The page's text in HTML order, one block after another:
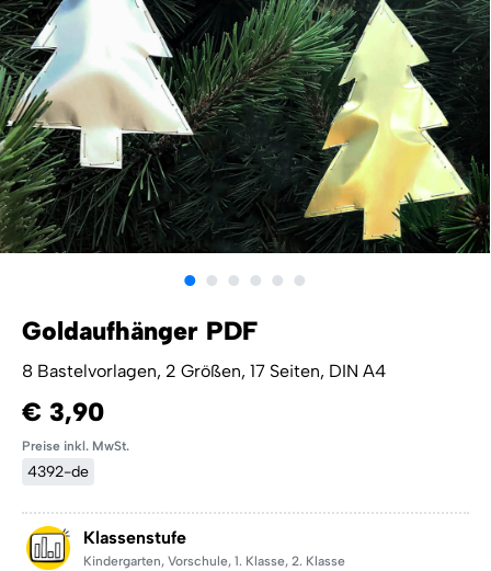
Goldaufhänger PDF
8 Bastelvorlagen, 2 Größen, 17 Seiten, DIN A4
€ 3,90
Preise inkl. MwSt.
4392-de
Klassenstufe
Kindergarten, Vorschule, 1. Klasse, 2. Klasse